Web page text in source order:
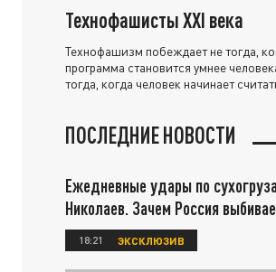
Технофашисты XXI века
Технофашизм побеждает не тогда,
программа становится умнее
тогда, когда человек начинает
ПОСЛЕДНИЕ НОВОСТИ
Ежедневные удары по
Николаев. Зачем Россия
18:21 ЭКСКЛЮЗИВ